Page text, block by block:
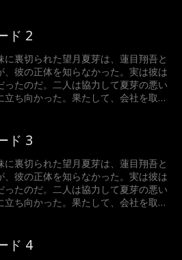
ド 2
に裏切られた望月夏芽は、蓮目翔吾と
、彼の正体を知らなかった。実は彼は
ったのだ。二人は協力して夏芽の悪い
立ち向かった。果たして、会社を取り
ド 3
に裏切られた望月夏芽は、蓮目翔吾と
、彼の正体を知らなかった。実は彼は
ったのだ。二人は協力して夏芽の悪い
立ち向かった。果たして、会社を取り
ド 4